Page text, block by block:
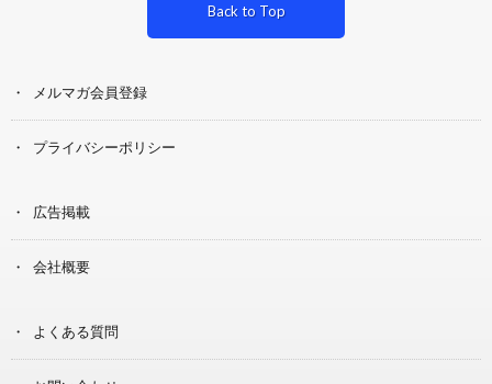
Back to Top
メルマガ会員登録
プライバシーポリシー
広告掲載
会社概要
よくある質問